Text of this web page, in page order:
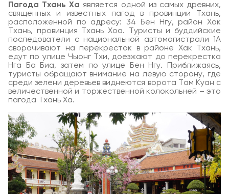
Пагода Тхань Ха является одной из самых древних,
священных и известных пагод в провинции Тхань,
расположенной по адресу: 34 Бен Нгу, район Хак
Тхань, провинция Тхань Хоа. Туристы и буддийские
последователи с национальной автомагистрали 1А
сворачивают на перекресток в районе Хак Тхань,
едут по улице Чыонг Тхи, доезжают до перекрестка
Нга Ба Биа, затем по улице Бен Нгу. Приближаясь,
туристы обращают внимание на левую сторону, где
среди зелени деревьев виднеются ворота Там Куан с
величественной и торжественной колокольней – это
пагода Тхань Ха.